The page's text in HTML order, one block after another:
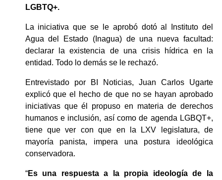
LGBTQ+.
La iniciativa que se le aprobó dotó al Instituto del
Agua del Estado (Inagua) de una nueva facultad:
declarar la existencia de una crisis hídrica en la
entidad. Todo lo demás se le rechazó.
Entrevistado por BI Noticias, Juan Carlos Ugarte
explicó que el hecho de que no se hayan aprobado
iniciativas que él propuso en materia de derechos
humanos e inclusión, así como de agenda LGBQT+,
tiene que ver con que en la LXV legislatura, de
mayoría panista, impera una postura ideológica
conservadora.
“Es una respuesta a la propia ideología de la